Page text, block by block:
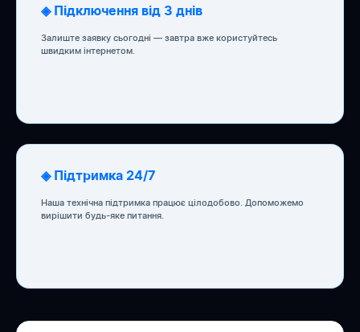
◈ Підключення від 3 днів
Залиште заявку сьогодні — завтра вже користуйтесь
швидким інтернетом.
◈ Підтримка 24/7
Наша технічна підтримка працює цілодобово. Допоможемо
вирішити будь-яке питання.